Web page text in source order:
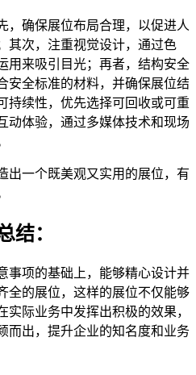
，确保展位布局合理，以促进人
其次，注重视觉设计，通过色
用来吸引目光；再者，结构安全
安全标准的材料，并确保展位结
持续性，优先选择可回收或可重
动体验，通过多媒体技术和现场
出一个既美观又实用的展位，有
结：
事项的基础上，能够精心设计并
全的展位，这样的展位不仅能够
际业务中发挥出积极的效果，
而出，提升企业的知名度和业务